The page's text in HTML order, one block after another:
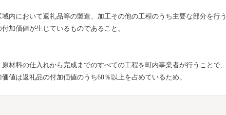
内において返礼品等の製造、加工その他の工程のうち主要な部分を行う
加価値が生じているものであること。
材料の仕入れから完成までのすべての工程を町内事業者が行うことで、
値は返礼品の付加価値のうち60％以上を占めているため。